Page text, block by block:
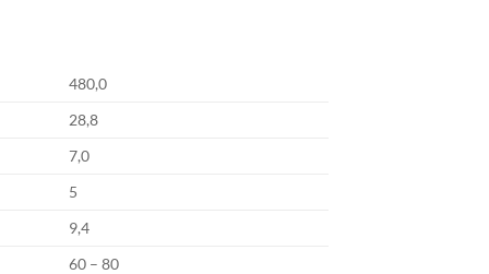
480,0
28,8
7,0
5
9,4
60 – 80